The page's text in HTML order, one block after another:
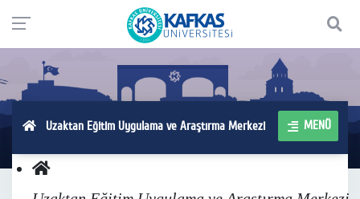
Uzaktan Eğitim Uygulama ve Araştırma Merkezi MENÜ